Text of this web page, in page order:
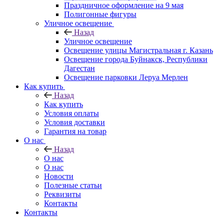
Праздничное оформление на 9 мая
Полигонные фигуры
Уличное освещение
Назад
Уличное освещение
Освещение улицы Магистральная г. Казань
Освещение города Буйнакск, Республики
Дагестан
Освещение парковки Леруа Мерлен
Как купить
Назад
Как купить
Условия оплаты
Условия доставки
Гарантия на товар
О нас
Назад
О нас
О нас
Новости
Полезные статьи
Реквизиты
Контакты
Контакты